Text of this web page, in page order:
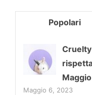
Popolari
Maggio 6, 2023